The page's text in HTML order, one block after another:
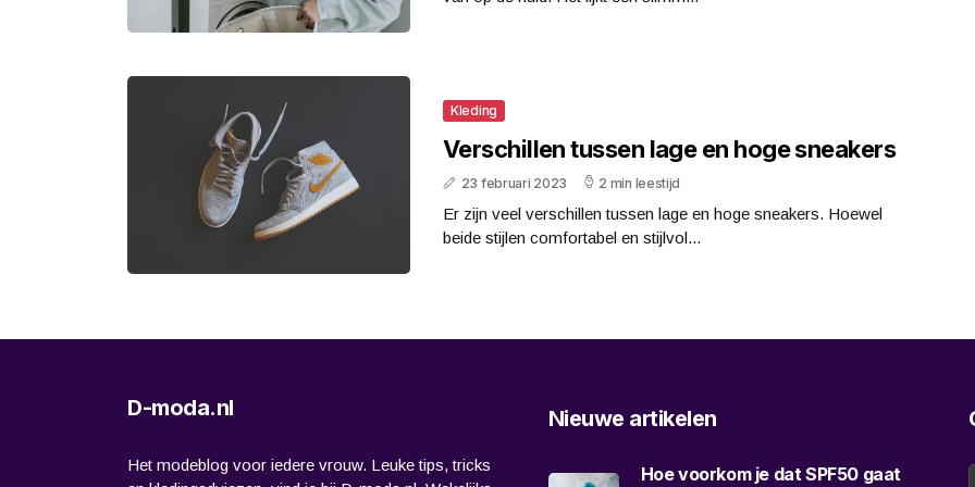
Kleding
Verschillen tussen lage en hoge sneakers
23 februari 2023 2 min leestijd
Er zijn veel verschillen tussen lage en hoge sneakers. Hoewel
beide stijlen comfortabel en stijlvol...
D-moda.nl
Het modeblog voor iedere vrouw. Leuke tips, tricks
Nieuwe artikelen
Hoe voorkom je dat SPF50 gaat